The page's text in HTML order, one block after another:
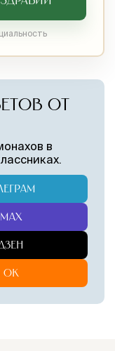
ОТ
в
ОК